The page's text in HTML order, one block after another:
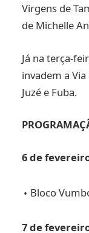
Virgens de
de Michelle
Já na terça-
invadem a
Juzé e Fuba.
6 de
Bloco
7 de